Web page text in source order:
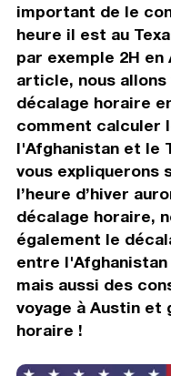
important de le
heure il est au
par exemple 2H
article, nous
décalage horaire
comment calculer
l'Afghanistan et le
vous expliquerons
l’heure d’hiver
décalage horaire,
également le
entre l'Afghanistan
mais aussi des
voyage à Austin et
horaire !